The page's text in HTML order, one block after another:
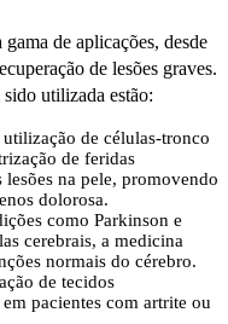
de aplicações, desde
de lesões graves.
utilizada estão:
utilização de células-tronco
de feridas
na pele, promovendo
dolorosa.
como Parkinson e
cerebrais, a medicina
normais do cérebro.
de tecidos
pacientes com artrite ou